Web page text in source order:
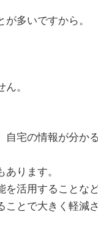
多いですから。
。
宅の情報が分か
ります。
活用することな
とで大きく軽減さ